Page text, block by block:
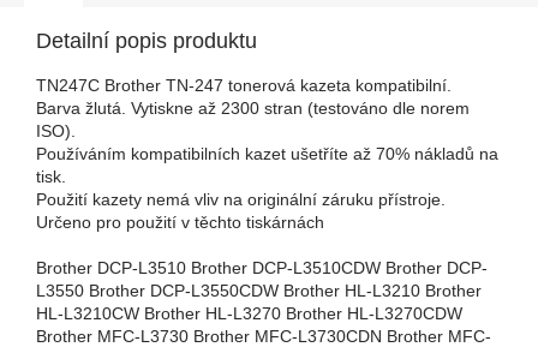
Detailní popis produktu
TN247C Brother TN-247 tonerová kazeta kompatibilní.
Barva žlutá. Vytiskne až 2300 stran (testováno dle norem
ISO).
Používáním kompatibilních kazet ušetříte až 70% nákladů na
tisk.
Použití kazety nemá vliv na originální záruku přístroje.
Určeno pro použití v těchto tiskárnách
Brother DCP-L3510 Brother DCP-L3510CDW Brother DCP-
L3550 Brother DCP-L3550CDW Brother HL-L3210 Brother
HL-L3210CW Brother HL-L3270 Brother HL-L3270CDW
Brother MFC-L3730 Brother MFC-L3730CDN Brother MFC-